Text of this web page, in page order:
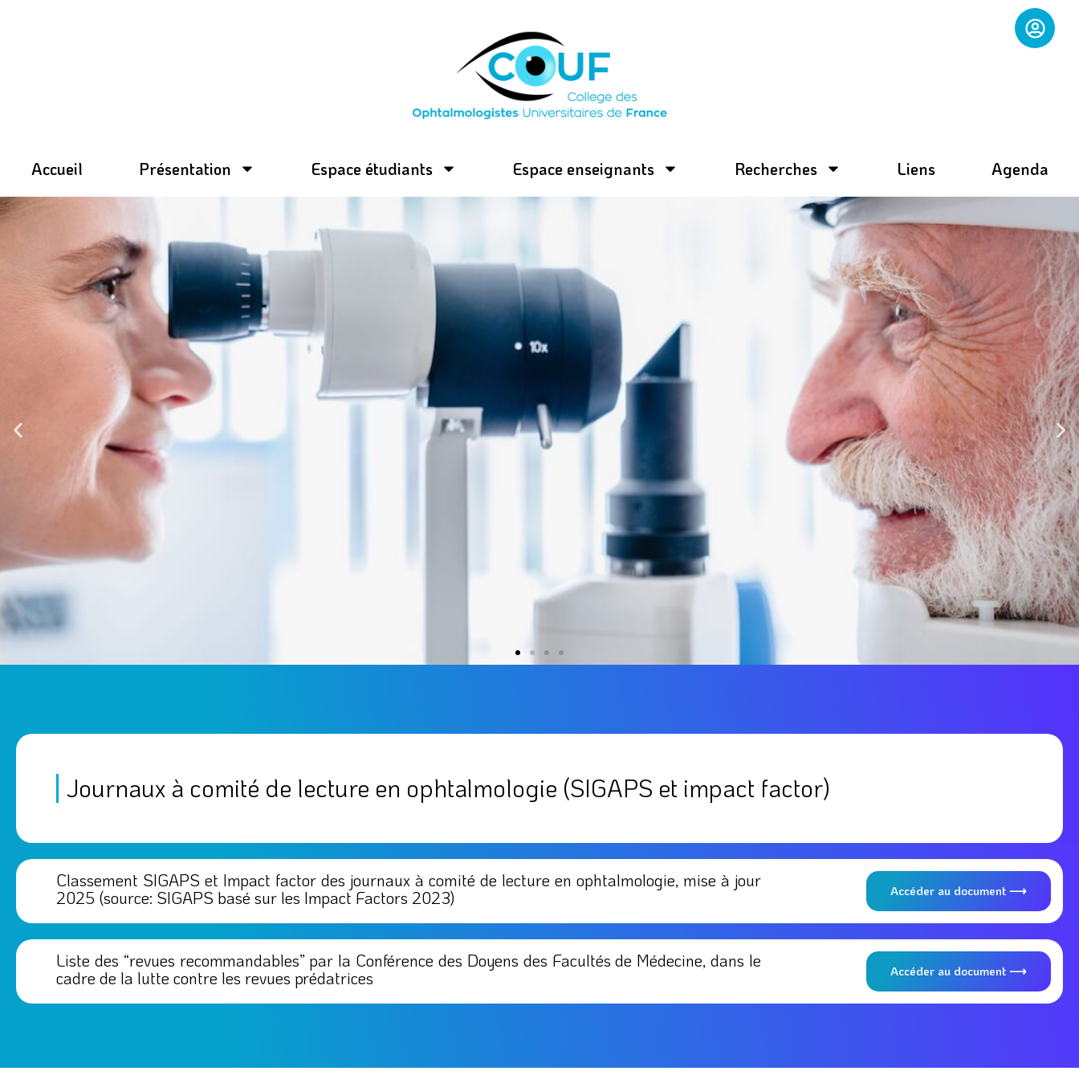
Accueil Présentation Espace étudiants Espace enseignants Recherches Liens Agenda
En savoir plus
Journaux à comité de lecture en ophtalmologie (SIGAPS et impact factor)
Classement SIGAPS et Impact factor des journaux à comité de lecture en ophtalmologie, mise à jour
2025 (source: SIGAPS basé sur les Impact Factors 2023)
Accéder au document ⟶
Liste des “revues recommandables” par la Conférence des Doyens des Facultés de Médecine, dans le
cadre de la lutte contre les revues prédatrices
Accéder au document ⟶